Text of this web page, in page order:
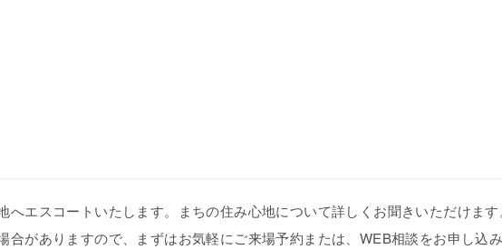
へエスコートいたします。まちの住み心地について詳しくお聞きいただけま
合がありますので、まずはお気軽にご来場予約または、WEB相談をお申し込